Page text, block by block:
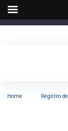
Home Registro